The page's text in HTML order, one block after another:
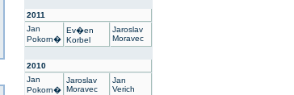
2011
Jan
Pokorn�
Ev�en
Korbel
Jaroslav
Moravec
2010
Jan
Pokorn�
Jaroslav
Moravec
Jan
Verich